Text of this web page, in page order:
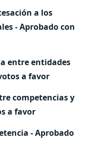
a los
- Aprobado con
entre entidades
a favor
competencias y
a favor
- Aprobado